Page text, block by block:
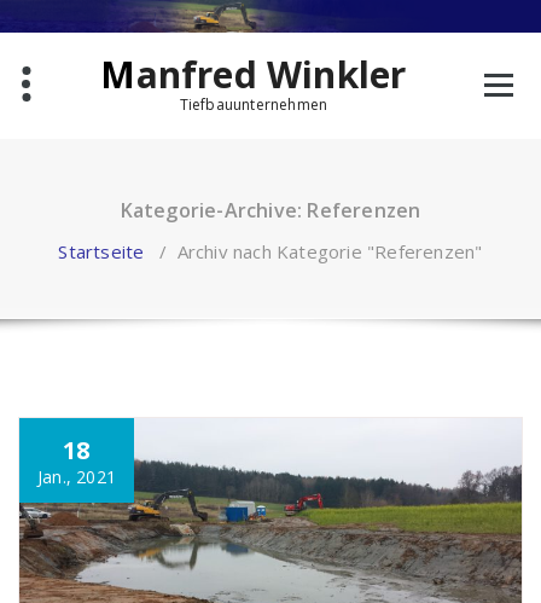
Inhalt
Manfred Winkler
Tiefbauunternehmen
Kategorie-Archive: Referenzen
Startseite / Archiv nach Kategorie "Referenzen"
18
Jan., 2021